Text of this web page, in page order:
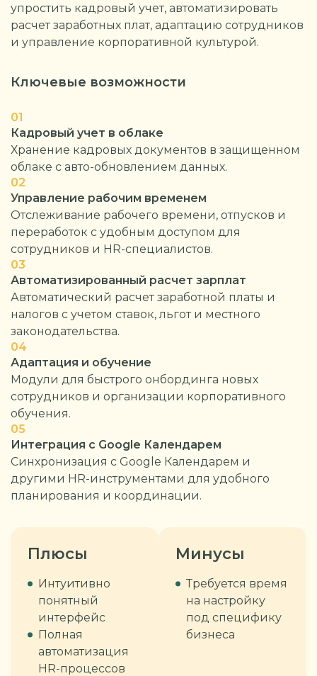
упростить кадровый учет, автоматизировать
расчет заработных плат, адаптацию сотрудников
и управление корпоративной культурой.
Ключевые возможности
01
Кадровый учет в облаке
Хранение кадровых документов в защищенном
облаке с авто-обновлением данных.
02
Управление рабочим временем
Отслеживание рабочего времени, отпусков и
переработок с удобным доступом для
сотрудников и HR-специалистов.
03
Автоматизированный расчет зарплат
Автоматический расчет заработной платы и
налогов с учетом ставок, льгот и местного
законодательства.
04
Адаптация и обучение
Модули для быстрого онбординга новых
сотрудников и организации корпоративного
обучения.
05
Интеграция с Google Календарем
Синхронизация с Google Календарем и
другими HR-инструментами для удобного
планирования и координации.
Плюсы
Интуитивно
понятный
интерфейс
Полная
автоматизация
HR-процессов
Минусы
Требуется время
на настройку
под специфику
бизнеса